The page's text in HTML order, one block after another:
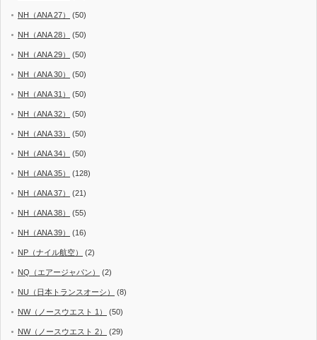
NH（ANA 27） (50)
NH（ANA 28） (50)
NH（ANA 29） (50)
NH（ANA 30） (50)
NH（ANA 31） (50)
NH（ANA 32） (50)
NH（ANA 33） (50)
NH（ANA 34） (50)
NH（ANA 35） (128)
NH（ANA 37） (21)
NH（ANA 38） (55)
NH（ANA 39） (16)
NP（ナイル航空） (2)
NQ（エアージャパン） (2)
NU（日本トランスオーシ） (8)
NW（ノースウエスト 1） (50)
NW（ノースウエスト 2） (29)